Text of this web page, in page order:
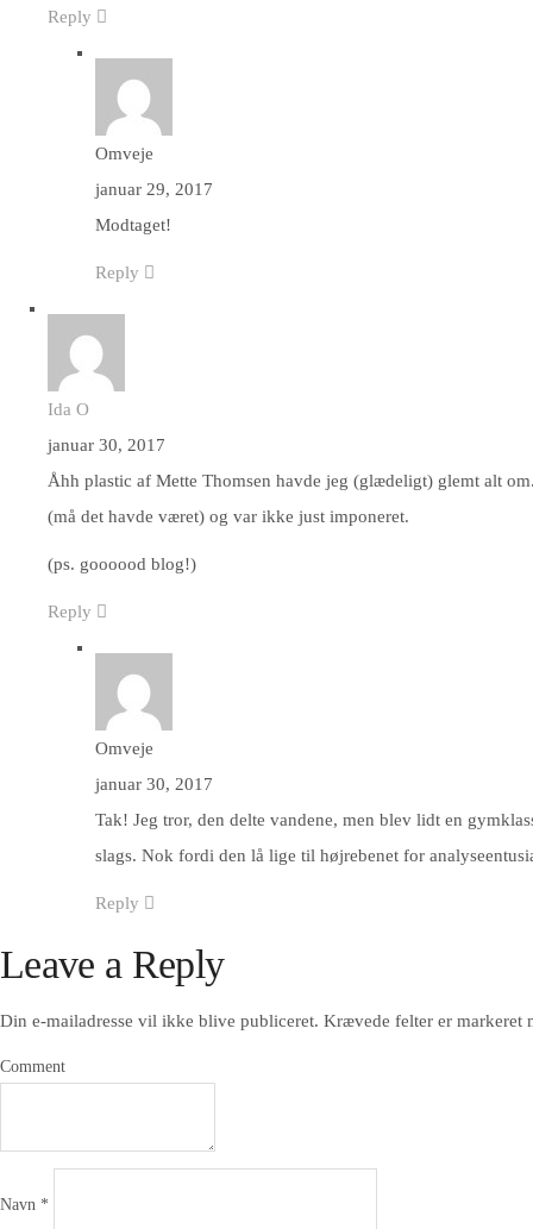
Reply
Omveje
januar 29, 2017
Modtaget!
Reply
Ida O
januar 30, 2017
Åhh plastic af Mette Thomsen havde jeg (glædeligt) glemt alt
(må det havde været) og var ikke just imponeret.
(ps. goooood blog!)
Reply
Omveje
januar 30, 2017
Tak! Jeg tror, den delte vandene, men blev lidt en
slags. Nok fordi den lå lige til højrebenet for
Reply
Leave a Reply
Din e-mailadresse vil ikke blive publiceret. Krævede felter er markeret
Comment
Navn *